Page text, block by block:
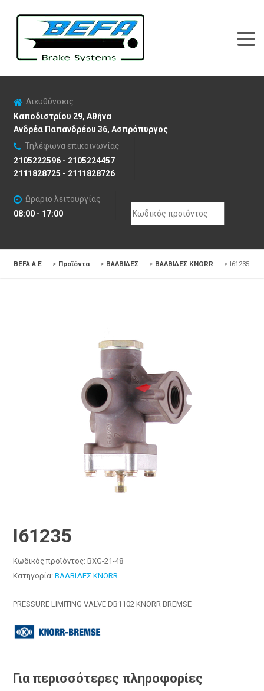
Διευθύνσεις
Καποδιστρίου 29, Αθήνα
Ανδρέα Παπανδρέου 36, Ασπρόπυργος
Τηλέφωνα επικοινωνίας
2105222596 - 2105224457
2111828725 - 2111828726
Ωράριο λειτουργίας
08:00 - 17:00
Search
for:
BEFA Α.Ε > Προϊόντα > ΒΑΛΒΙΔΕΣ > ΒΑΛΒΙΔΕΣ KNORR > I61235
I61235
Κωδικός προϊόντος:BXG-21-48
Κατηγορία:ΒΑΛΒΙΔΕΣ KNORR
PRESSURE LIMITING VALVE DB1102 KNORR BREMSE
Για περισσότερες πληροφορίες